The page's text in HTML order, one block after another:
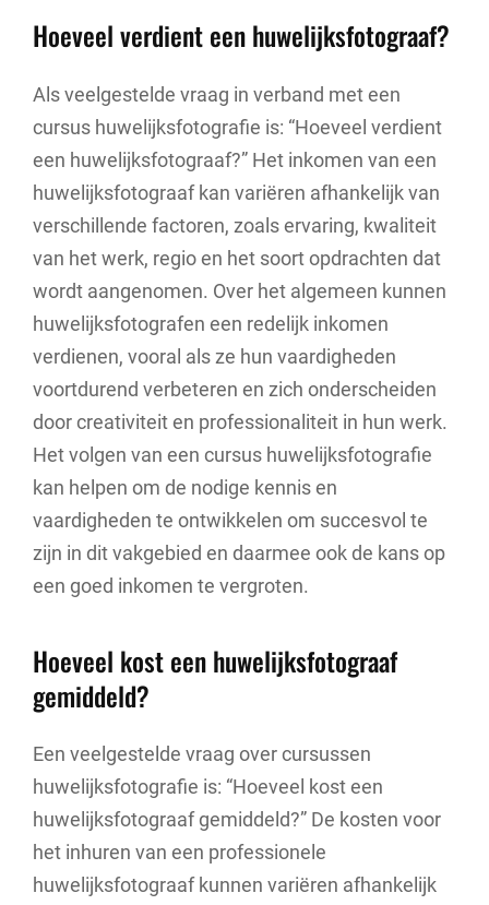
Hoeveel verdient een huwelijksfotograaf?
Als veelgestelde vraag in verband met een
cursus huwelijksfotografie is: “Hoeveel verdient
een huwelijksfotograaf?” Het inkomen van een
huwelijksfotograaf kan variëren afhankelijk van
verschillende factoren, zoals ervaring, kwaliteit
van het werk, regio en het soort opdrachten dat
wordt aangenomen. Over het algemeen kunnen
huwelijksfotografen een redelijk inkomen
verdienen, vooral als ze hun vaardigheden
voortdurend verbeteren en zich onderscheiden
door creativiteit en professionaliteit in hun werk.
Het volgen van een cursus huwelijksfotografie
kan helpen om de nodige kennis en
vaardigheden te ontwikkelen om succesvol te
zijn in dit vakgebied en daarmee ook de kans op
een goed inkomen te vergroten.
Hoeveel kost een huwelijksfotograaf
gemiddeld?
Een veelgestelde vraag over cursussen
huwelijksfotografie is: “Hoeveel kost een
huwelijksfotograaf gemiddeld?” De kosten voor
het inhuren van een professionele
huwelijksfotograaf kunnen variëren afhankelijk